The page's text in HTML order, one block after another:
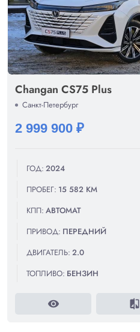
Changan CS75 Plus
Санкт-Петербург
2 999 900 ₽
ГОД: 2024
ПРОБЕГ: 15 582 КМ
КПП: АВТОМАТ
ПРИВОД: ПЕРЕДНИЙ
ДВИГАТЕЛЬ: 2.0
ТОПЛИВО: БЕНЗИН
visibility compare